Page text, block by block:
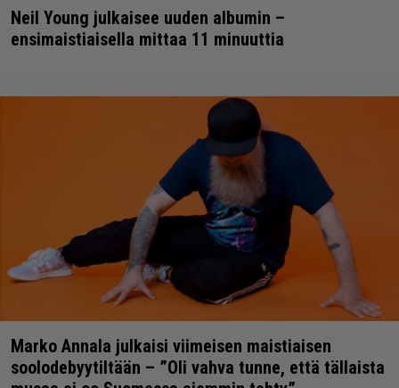
Neil Young julkaisee uuden albumin –
ensimaistiaisella mittaa 11 minuuttia
Marko Annala julkaisi viimeisen maistiaisen
soolodebyytiltään – ”Oli vahva tunne, että tällaista